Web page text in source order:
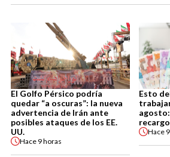
El Golfo Pérsico podría
quedar “a oscuras”: la nueva
advertencia de Irán ante
posibles ataques de los EE.
UU.
Hace 9 horas
Esto
recargo
Hace